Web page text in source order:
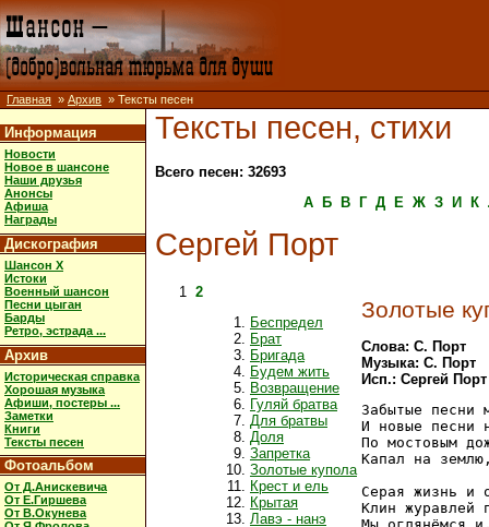
Главная » Архив » Тексты песен
Информация
Новости
Новое в шансоне
Наши друзья
Анонсы
Афиша
Награды
Дискография
Шансон X
Истоки
Военный шансон
Песни цыган
Барды
Ретро, эстрада ...
Архив
Историческая справка
Хорошая музыка
Афиши, постеры ...
Заметки
Книги
Тексты песен
Фотоальбом
От Д.Анискевича
От Е.Гиршева
От В.Окунева
Тексты песен, стихи
Всего песен: 32693
А
Б В Г Д Е Ж З И К
Сергей Порт
1 2
Беспредел
Брат
Бригада
Будем жить
Возвращение
Гуляй братва
Для братвы
Доля
Запретка
Золотые купола
Крест и ель
Крытая
Лавэ - нанэ
Золотые
Слова: С. Порт
Музыка: С. Порт
Исп.: Сергей Порт
Забытые песни
И новые песни
По мостовым
Капал на
Серая жизнь и
Клин журавлей